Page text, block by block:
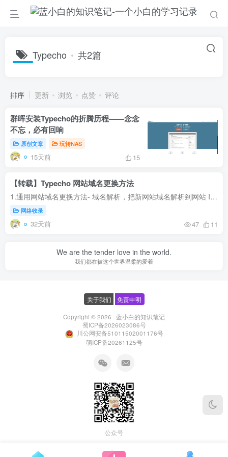
Typecho 共2篇
排序 更新 浏览 点赞 评论
群晖安装Typecho的折腾历程——念念
不忘，必有回响
原创文章 玩转NAS
15天前 15
【转载】Typecho 网站域名更换方法
1.通用网站域名更换方法- 域名解析，把新网站域名解析到网站 IP 上 - 修改 web 服务器配置文件，如 nginx.conf 、.htaccess、以及配置 SSL 证书等 - 修改站点配置和网站内容2.Typecho 网站域名...
网络收录
32天前 47 11
We are the tender love in the world.
我们都在被这个世界温柔的爱着
关于我们 免责申明
Copyright © 2026 · 蓝小白的知识笔记
蜀ICP备2026023086号
川公网安备51011502001176号
萌ICP备20261125号
公众号